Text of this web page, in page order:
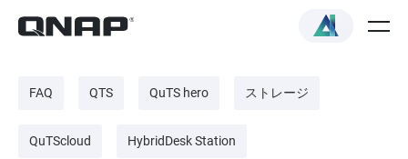
FAQ QTS QuTS hero ストレージ
QuTScloud HybridDesk Station